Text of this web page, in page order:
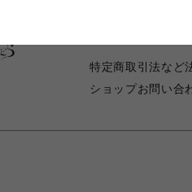
パ
特定商取引法など
ショップお問い合